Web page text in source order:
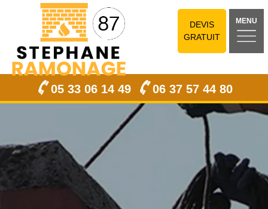
DEVIS
GRATUIT
MENU
05 33 06 14 49 06 37 57 44 80